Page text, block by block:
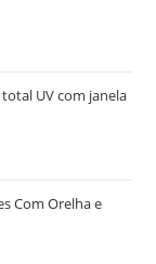
UV com janela
Com Orelha e